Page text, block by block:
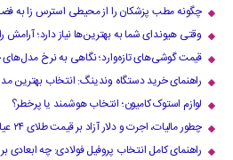
چگونه مطب پزشکان را از محیطی استرس زا به
وقتی هیوندای شما به بهترین‌ها نیاز دارد؛ آرامش
قیمت گوشی‌های تازه‌وارد؛ نگاهی به نرخ مدل‌های
راهنمای خرید دستگاه وندینگ: انتخاب بهترین
لوازم استوک کامیون؛ انتخاب هوشمند یا پرخطر؟
چطور مالیات، اجرت و دلار آزاد بر قیمت طلای ۲۴ عیار اثر می‌گذارد؟
راهنمای کامل انتخاب پروفیل فولادی: چه